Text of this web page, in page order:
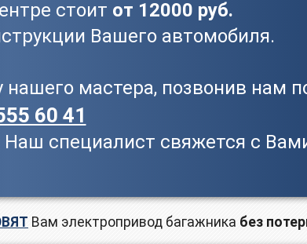
стоит от 12000 руб.
Вашего автомобиля.
мастера, позвонив нам
60 41
специалист свяжется с
Вам электропривод багажника без